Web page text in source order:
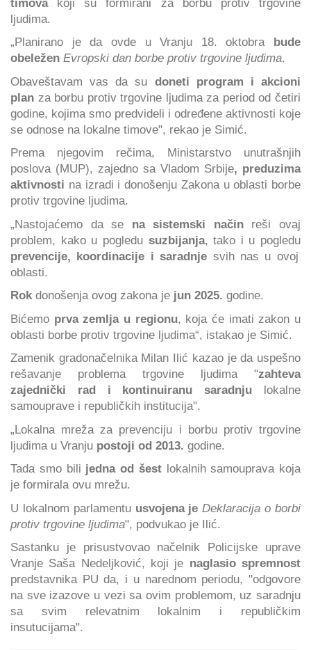
timovakoji su formirani za borbu protiv trgovine
ljudima.
„Planirano je da ovde u Vranju 18. oktobra
bude
obeležen Evropski dan borbe protiv trgovine ljudima.
Obaveštavam vas da su doneti program i akcioni
plan za borbu protiv trgovine ljudima za period od četiri
godine, kojima smo predvideli i određene aktivnosti koje
se odnose na lokalne timove", rekao je Simić.
Prema njegovim rečima, Ministarstvo unutrašnjih
poslova (MUP), zajedno sa Vladom Srbije, preduzima
aktivnosti na izradi i donošenju Zakona u oblasti borbe
protiv trgovine ljudima.
„Nastojaćemo da se na sistemski načinreši ovaj
problem, kako u pogledu suzbijanja, tako i u pogledu
prevencije, koordinacije i saradnje svih nas u ovoj
oblasti.
Rok donošenja ovog zakona je jun 2025. godine.
Bićemo prva zemlja u regionu, koja će imati zakon u
oblasti borbe protiv trgovine ljudima“, istakao je Simić.
Zamenik gradonačelnika Milan Ilić kazao je da uspešno
rešavanje problema trgovine ljudima "zahteva
zajednički rad i kontinuiranu saradnju lokalne
samouprave i republičkih institucija".
„Lokalna mreža za prevenciju i borbu protiv trgovine
ljudima u Vranju postoji od 2013. godine.
Tada smo bili jedna od šestlokalnih samouprava koja
je formirala ovu mrežu.
U lokalnom parlamentu usvojena je Deklaracija o borbi
protiv trgovine ljudima", podvukao je Ilić.
Sastanku je prisustvovao načelnik Policijske uprave
Vranje Saša Nedeljković, koji je naglasio spremnost
predstavnika PU da, i u narednom periodu, "odgovore
na sve izazove u vezi sa ovim problemom, uz saradnju
sa svim relevatnim lokalnim i republičkim
insutucijama".